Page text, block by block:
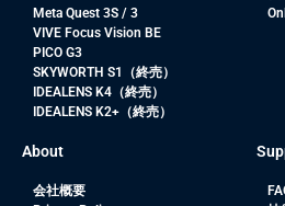
Meta Quest 3S / 3
VIVE Focus Vision BE
PICO G3
SKYWORTH S1（終売）
IDEALENS K4（終売）
IDEALENS K2+（終売）
About
会社概要